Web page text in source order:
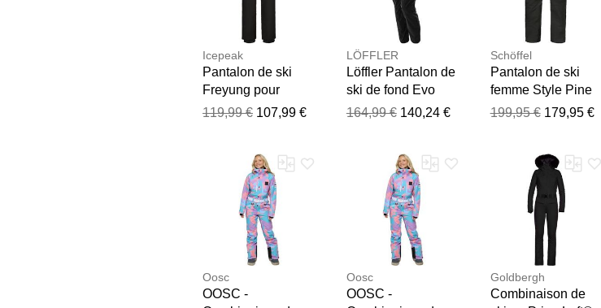
Icepeak
Pantalon de ski
Freyung pour
femmes noir 80
119,99 € 107,99 €
LÖFFLER
Löffler Pantalon de
ski de fond Evo
pour femmes noir
164,99 € 140,24 €
Schöffel
Pantalon de ski
femme Style Pine
noir 80
199,95 € 179,95 €
Oosc
OOSC -
Oosc
OOSC -
Goldbergh
Combinaison de
Merci pour votre avis